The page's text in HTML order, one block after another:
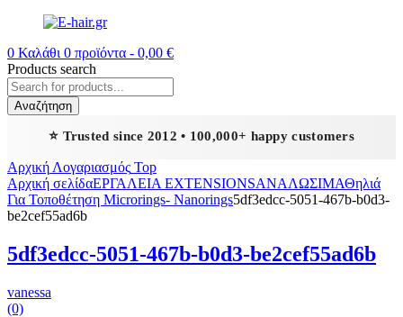
0 Καλάθι 0 προϊόντα - 0,00 €
Products search
Αναζήτηση
⭐ Trusted since 2012 • 100,000+ happy customers
Αρχική Λογαριασμός Top
Αρχική σελίδαΕΡΓΑΛΕΙΑ EXTENSIONSΑΝΑΛΩΣΙΜΑΘηλιά
Για Τοποθέτηση Microrings- Nanorings5df3edcc-5051-467b-b0d3-
be2cef55ad6b
5df3edcc-5051-467b-b0d3-be2cef55ad6b
vanessa
(0)